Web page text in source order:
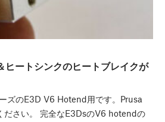
ヒートシンクのヒートブレイクが
ズのE3D V6 Hotend用です。Prusa
ださい。 完全なE3DsのV6 hotendの